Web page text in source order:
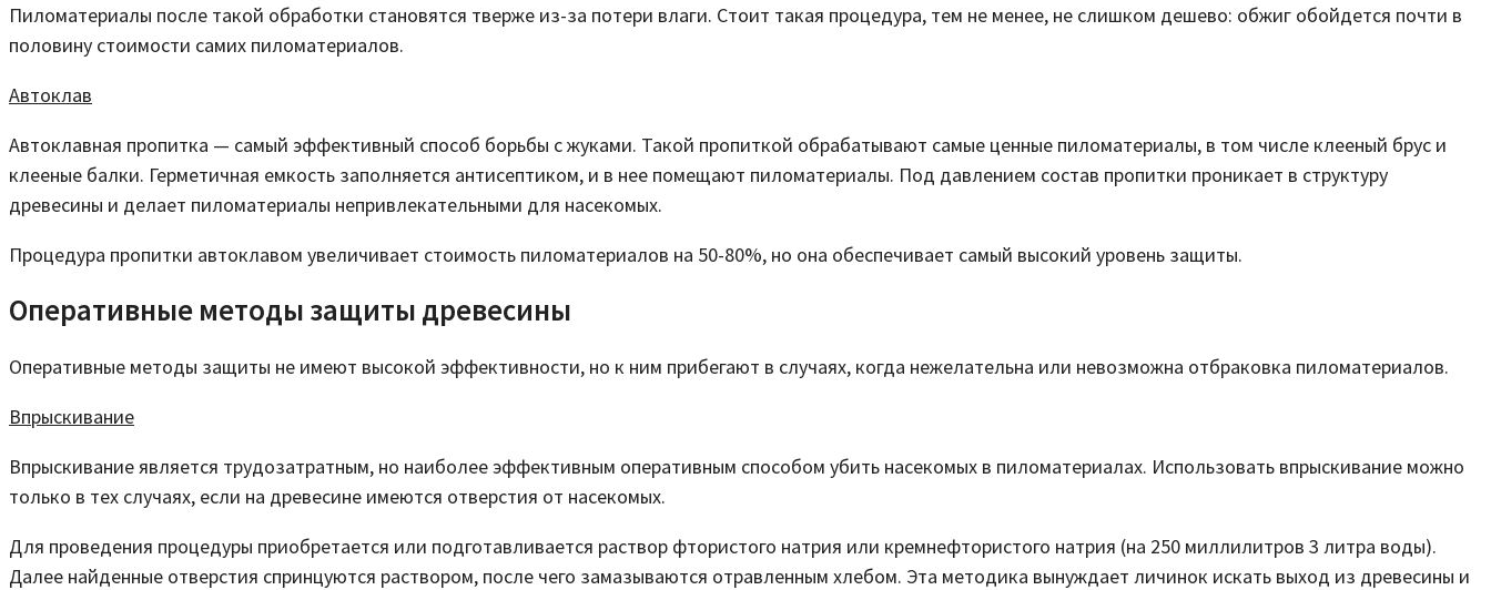
Пиломатериалы после такой обработки становятся тверже из-за потери влаги. Стоит такая процедура, тем не менее, не слишком дешево: обжиг обойдется почти в
половину стоимости самих пиломатериалов.
Автоклав
Автоклавная пропитка — самый эффективный способ борьбы с жуками. Такой пропиткой обрабатывают самые ценные пиломатериалы, в том числе клееный брус и
клееные балки. Герметичная емкость заполняется антисептиком, и в нее помещают пиломатериалы. Под давлением состав пропитки проникает в структуру
древесины и делает пиломатериалы непривлекательными для насекомых.
Процедура пропитки автоклавом увеличивает стоимость пиломатериалов на 50-80%, но она обеспечивает самый высокий уровень защиты.
Оперативные методы защиты древесины
Оперативные методы защиты не имеют высокой эффективности, но к ним прибегают в случаях, когда нежелательна или невозможна отбраковка пиломатериалов.
Впрыскивание
Впрыскивание является трудозатратным, но наиболее эффективным оперативным способом убить насекомых в пиломатериалах. Использовать впрыскивание можно
только в тех случаях, если на древесине имеются отверстия от насекомых.
Для проведения процедуры приобретается или подготавливается раствор фтористого натрия или кремнефтористого натрия (на 250 миллилитров 3 литра воды).
Далее найденные отверстия спринцуются раствором, после чего замазываются отравленным хлебом. Эта методика вынуждает личинок искать выход из древесины и